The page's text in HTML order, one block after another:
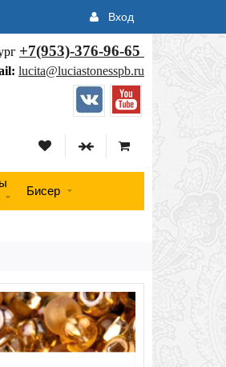
Вход
+7(953)-376-96-65
lucita@luciastonesspb.ru
Бисер